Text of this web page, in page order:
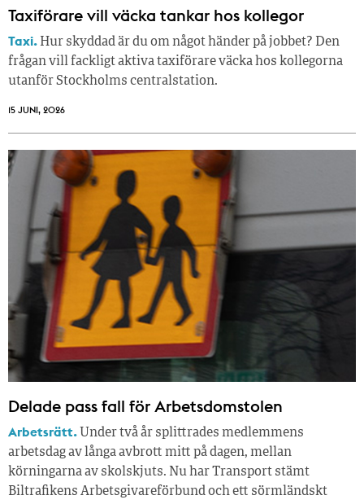
Taxiförare vill väcka tankar hos kollegor
Taxi. Hur skyddad är du om något händer på jobbet? Den
frågan vill fackligt aktiva taxiförare väcka hos kollegorna
utanför Stockholms centralstation.
15 JUNI, 2026
Delade pass fall för Arbetsdomstolen
Arbetsrätt. Under två år splittrades medlemmens
arbetsdag av långa avbrott mitt på dagen, mellan
körningarna av skolskjuts. Nu har Transport stämt
Biltrafikens Arbetsgivareförbund och ett sörmländskt